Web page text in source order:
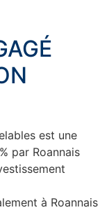
est une
par Roannais
à Roannais